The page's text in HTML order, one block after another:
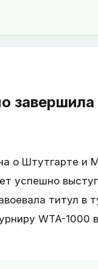
о Штутгарте и
успешно
титул в
WTA-1000